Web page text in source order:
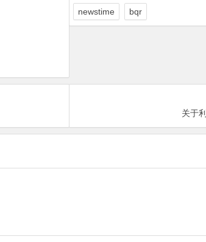
newstime bqr
关于